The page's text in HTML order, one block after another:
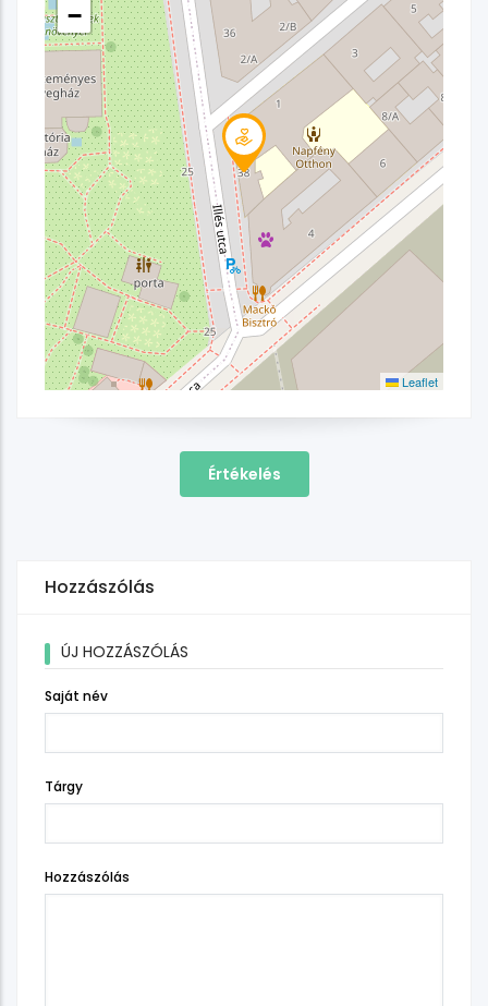
−
Leaflet
Értékelés
Hozzászólás
ÚJ HOZZÁSZÓLÁS
Saját név
Tárgy
Hozzászólás